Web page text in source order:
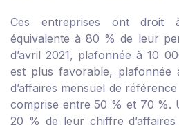
Ces entreprises ont droit
équivalente à 80 % de leur
d’avril 2021, plafonnée à 10
est plus favorable,
d’affaires mensuel de
comprise entre 50 % et 70 %.
20 % de leur chiffre